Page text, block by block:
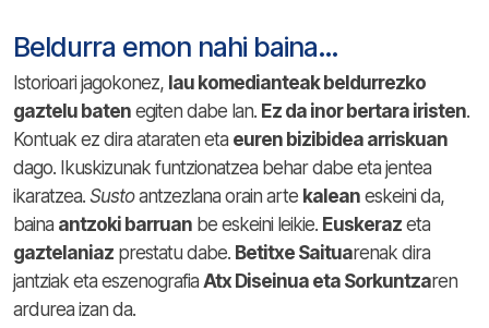
Beldurra emon nahi baina…
Istorioari jagokonez, lau komedianteak beldurrezko
gaztelu baten egiten dabe lan. Ez da inor bertara iristen.
Kontuak ez dira ataraten eta euren bizibidea arriskuan
dago. Ikuskizunak funtzionatzea behar dabe eta jentea
ikaratzea. Sustoantzezlana orain arte kalean eskeini da,
baina antzoki barruan be eskeini leikie. Euskeraz eta
gaztelaniaz prestatu dabe. Betitxe Saituarenak dira
jantziak eta eszenografia Atx Diseinua eta Sorkuntzaren
ardurea izan da.